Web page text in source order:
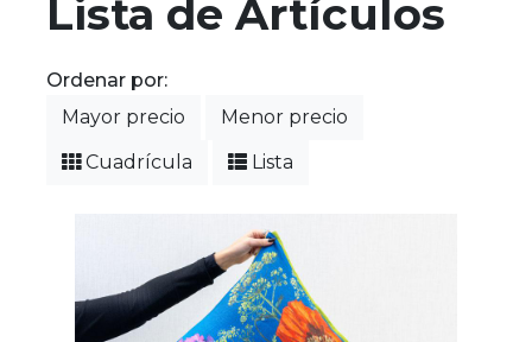
Filtrar
color
Abstracto
Arabesco
Lista de Artículos
Ordenar por:
Mayor precio
Menor precio
Cuadrícula
Lista